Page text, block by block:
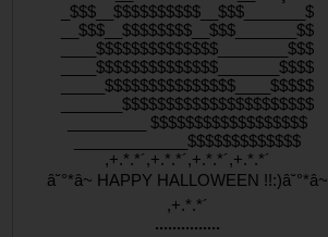
_$$$__$$$$$$$$$$__$$$_______$
__$$$__$$$$$$$$__$$$_______$$
____$$$$$$$$$$$$$$________$$$
____$$$$$$$$$$$$$$_______$$$$
_____$$$$$$$$$$$$$$$____$$$$$
_______$$$$$$$$$$$$$$$$$$$$$$
_________ $$$$$$$$$$$$$$$$$$
_____________$$$$$$$$$$$$$
,+.*.*´,+.*.*´,+.*.*´,+.*.*´
â˘°*â~ HAPPY HALLOWEEN !!:)â˘°*â~
,+.*.*´
...............